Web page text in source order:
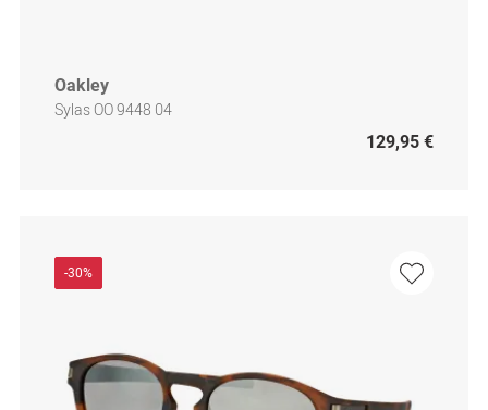
Oakley
Sylas OO 9448 04
129,95 €
-30%